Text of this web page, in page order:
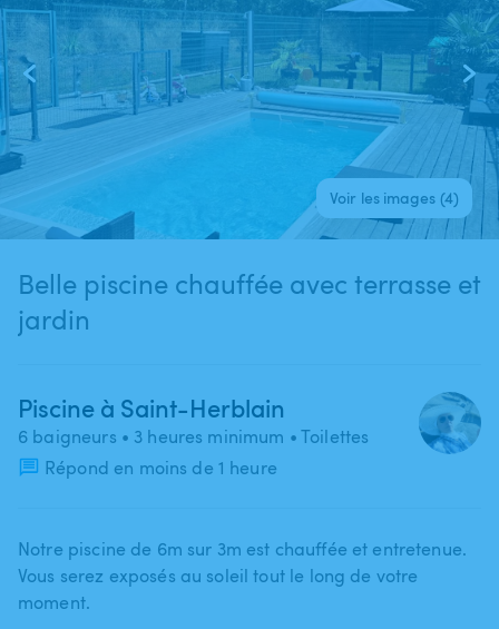
Voir les images (4)
Belle piscine chauffée avec terrasse et
jardin
Piscine à Saint-Herblain
6 baigneurs • 3 heures minimum • Toilettes
Répond en moins de 1 heure
Notre piscine de 6m sur 3m est chauffée et entretenue.
Vous serez exposés au soleil tout le long de votre
moment.